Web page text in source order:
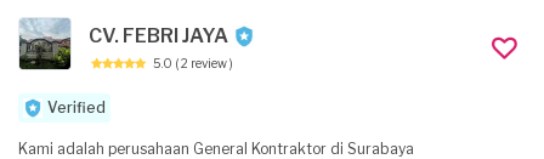
CV. FEBRI JAYA
5.0 ( 2 review )
Verified
Kami adalah perusahaan General Kontraktor di Surabaya